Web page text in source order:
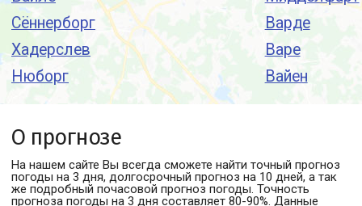
Сённерборг
Хадерслев
Нюборг
Варде
Варе
Вайен
О прогнозе
На нашем сайте Вы всегда сможете найти точный прогноз
погоды на 3 дня, долгосрочный прогноз на 10 дней, а так
же подробный почасовой прогноз погоды. Точность
прогноза погоды на 3 дня составляет 80-90%. Данные